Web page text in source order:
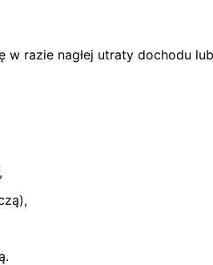
w razie nagłej utraty dochodu lub